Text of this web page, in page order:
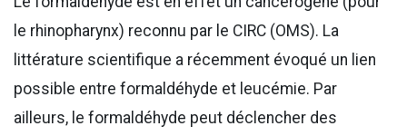
le rhinopharynx) reconnu par le CIRC (OMS). La
littérature scientifique a récemment évoqué un lien
possible entre formaldéhyde et leucémie. Par
ailleurs, le formaldéhyde peut déclencher des